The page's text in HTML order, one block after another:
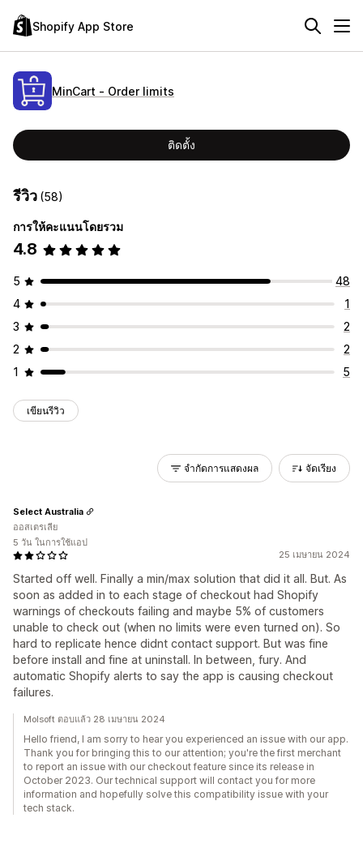
Shopify App Store
MinCart ‑ Order limits
ติดตั้ง
รีวิว (58)
การให้คะแนนโดยรวม
4.8
5
48
4
1
3
2
2
2
1
5
เขียนรีวิว
จำกัดการแสดงผล จัดเรียง
25 เมษายน 2024
Started off well. Finally a min/max solution that did it all. But. As
soon as added in to each stage of checkout had Shopify
warnings of checkouts failing and maybe 5% of customers
unable to check out (when no limits were even turned on). So
hard to replicate hence didnt contact support. But was fine
before install and fine at uninstall. In between, fury. And
automatic Shopify alerts to say the app is causing checkout
failures.
Select Australia
ออสเตรเลีย
5 วัน ในการใช้แอป
Molsoft ตอบแล้ว 28 เมษายน 2024
Hello friend, I am sorry to hear you experienced an issue with our app.
Thank you for bringing this to our attention; you're the first merchant
to report an issue with our checkout feature since its release in
October 2023. Our technical support will contact you for more
information and hopefully solve this compatibility issue with your
tech stack.